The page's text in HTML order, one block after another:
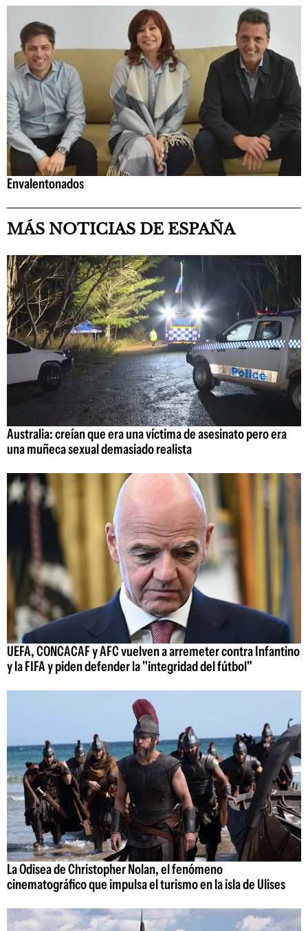
Envalentonados
MÁS NOTICIAS DE ESPAÑA
Australia: creían que era una víctima de asesinato pero era
una muñeca sexual demasiado realista
UEFA, CONCACAF y AFC vuelven a arremeter contra Infantino
y la FIFA y piden defender la "integridad del fútbol"
La Odisea de Christopher Nolan, el fenómeno
cinematográfico que impulsa el turismo en la isla de Ulises